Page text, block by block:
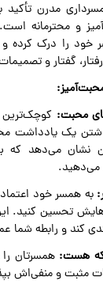
مدرن تأکید
و محترمانه
خود را درک کرده و
گفتار و
محبت: کوچک‌ترین
یک یادداشت
نشان می‌دهد که
می‌دهید.
به همسر خود
تحسین کنید.
کند و رابطه شما
هست: همسرتان
مثبت و منفی‌اش